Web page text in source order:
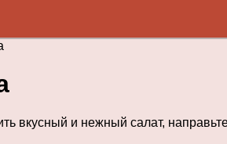
вкусный и нежный салат,